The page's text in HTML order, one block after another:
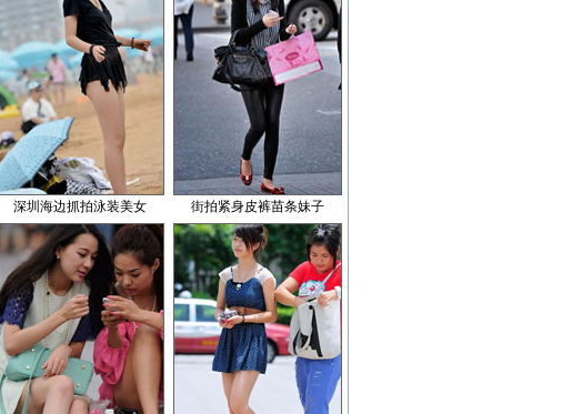
深圳海边抓拍泳装美女 街拍紧身皮裤苗条妹子